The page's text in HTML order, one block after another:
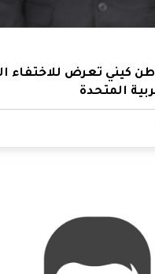
كيني تعرض للاختفاء
المتحدة